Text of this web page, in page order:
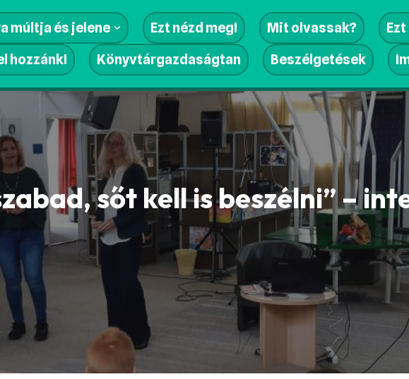
múltja és jelene Ezt nézd meg! Mit olvassak?
hozzánk!
Könyvtárgazdaságtan Beszélgetések
sőt kell is beszélni” –